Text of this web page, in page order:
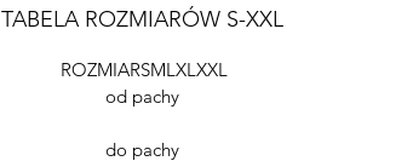
TABELA ROZMIARÓW S-XXL
ROZMIARSMLXLXXL
od pachy
do pachy